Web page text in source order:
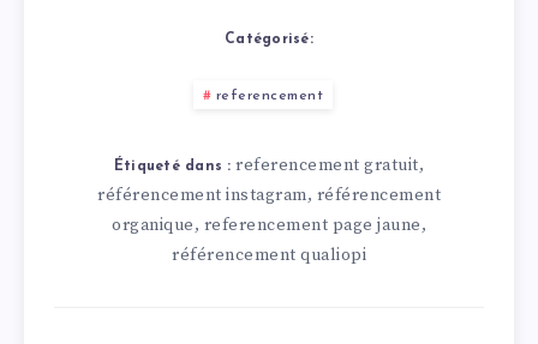
Catégorisé:
referencement
Étiqueté dans : referencement gratuit,
référencement instagram, référencement
organique, referencement page jaune,
référencement qualiopi